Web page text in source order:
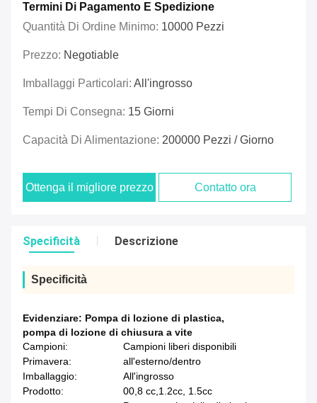
Termini Di Pagamento E Spedizione
Quantità Di Ordine Minimo: 10000 Pezzi
Prezzo: Negotiable
Imballaggi Particolari: All'ingrosso
Tempi Di Consegna: 15 Giorni
Capacità Di Alimentazione: 200000 Pezzi / Giorno
Ottenga il migliore prezzo Contatto ora
Specificità Descrizione
Specificità
Evidenziare: Pompa di lozione di plastica,
pompa di lozione di chiusura a vite
Campioni:
Campioni liberi disponibili
Primavera:
all'esterno/dentro
Imballaggio:
All'ingrosso
Prodotto:
00,8 cc,1.2cc, 1.5cc